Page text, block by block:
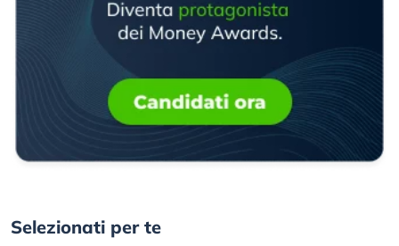
Selezionati per te